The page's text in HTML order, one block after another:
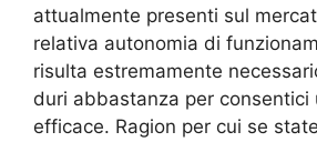
attualmente presenti sul
relativa autonomia di
risulta estremamente
duri abbastanza per consentici
efficace. Ragion per cui se